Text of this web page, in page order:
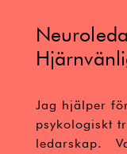
Jag hjälper
psykologiskt
ledarskap.